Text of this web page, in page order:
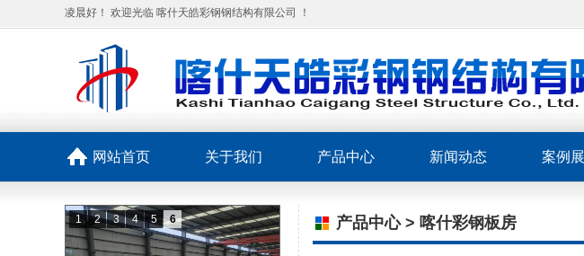
凌晨好！ 欢迎光临 喀什天皓彩钢钢结构有限公司 ！
网站首页 关于我们 产品中心 新闻动态 案例
1 2 3 4 5 6 产品中心> 喀什彩钢板房